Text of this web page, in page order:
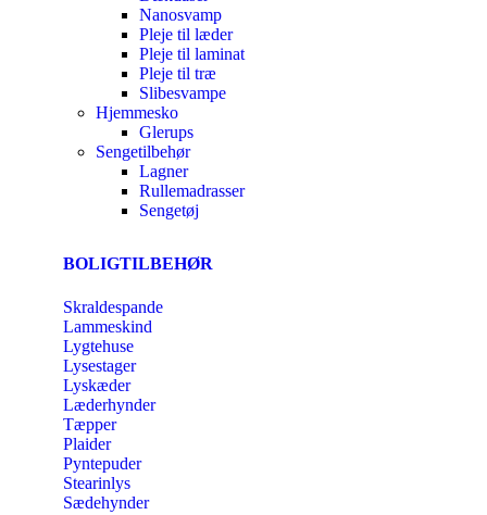
Nanosvamp
Pleje til læder
Pleje til laminat
Pleje til træ
Slibesvampe
Hjemmesko
Glerups
Sengetilbehør
Lagner
Rullemadrasser
Sengetøj
BOLIGTILBEHØR
Skraldespande
Lammeskind
Lygtehuse
Lysestager
Lyskæder
Læderhynder
Tæpper
Plaider
Pyntepuder
Stearinlys
Sædehynder